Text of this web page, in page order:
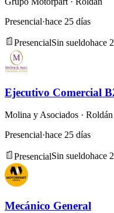
Presencial·hace 25 días
PresencialSin sueldohace
Ejecutivo Comercial
Molina y Asociados · Roldán
Presencial·hace 25 días
PresencialSin sueldohace
Mecánico General